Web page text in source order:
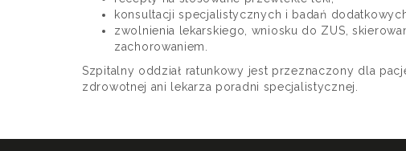
konsultacji specjalistycznych i badań
zwolnienia lekarskiego, wniosku do ZUS,
zachorowaniem.
Szpitalny oddział ratunkowy jest przeznaczony dla
zdrowotnej ani lekarza poradni specjalistycznej.